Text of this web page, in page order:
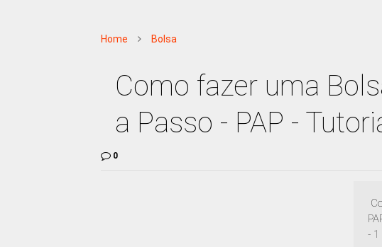
Home Bolsa
Como fazer uma
a Passo - PAP -
0
- 1